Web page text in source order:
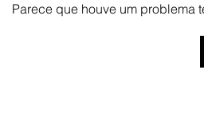
Parece que houve um problema